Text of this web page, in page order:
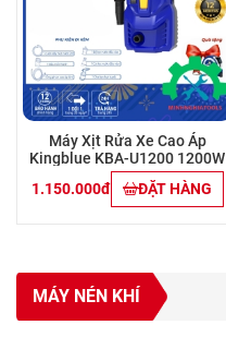
Máy Xịt Rửa Xe Cao Áp
Kingblue KBA-U1200 1200W
1.150.000đ
ĐẶT HÀNG
MÁY NÉN KHÍ